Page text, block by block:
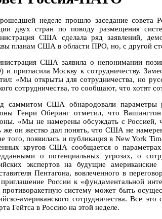
неделе прошло заседание
двух стран по поводу размещения
США сделала ряд заявлений,
планам США в области ПРО, но, с другой
США заявила о непонимании
и пригласила Москву к сотрудничеству.
«Мы открыты для сотрудничества, но
сотрудничества, то сообщают, что хотят
саммитом США обнародовали параметры
Генри Оберинг отметил, что Вашингтон
«Мы не намерены обсуждать с Россией,
же он жестко дал понять, что США не
того, появилась и публикация в New York
кругов США сообщается о
о потенциальных угрозах, о
экспертов на будущие американские
Пентагона, вовлеченного в
приглашение России к «фундаментальной
систему может быть
американского сотрудничества. Все
Гейтса в Россию на этой неделе.